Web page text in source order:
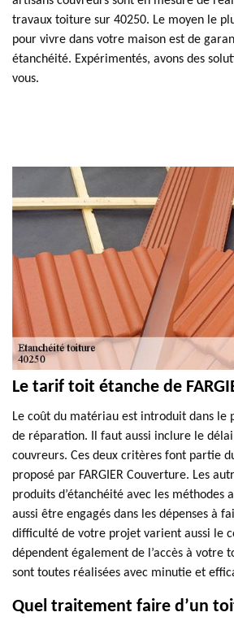
travaux toiture sur 40250. Le moyen le
pour vivre dans votre maison est de
étanchéité. Expérimentés, avons des
vous.
Le tarif toit étanche de
Le coût du matériau est introduit dans le
de réparation. Il faut aussi inclure le
couvreurs. Ces deux critères font partie
proposé par FARGIER Couverture. Les
produits d’étanchéité avec les méthodes
aussi être engagés dans les dépenses à
difficulté de votre projet varient aussi le
dépendent également de l’accès à votre
sont toutes réalisées avec minutie et
Quel traitement faire d’un